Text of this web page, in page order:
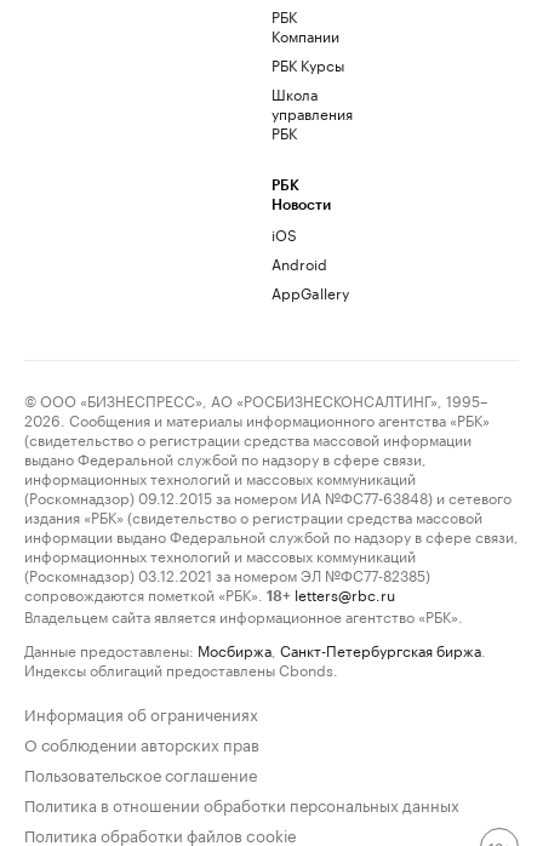
РБК
Компании
РБК Курсы
Школа
управления
РБК
РБК
Новости
iOS
Android
AppGallery
© ООО «БИЗНЕСПРЕСС», АО «РОСБИЗНЕСКОНСАЛТИНГ», 1995–
2026. Сообщения и материалы информационного агентства «РБК»
(свидетельство о регистрации средства массовой информации
выдано Федеральной службой по надзору в сфере связи,
информационных технологий и массовых коммуникаций
(Роскомнадзор) 09.12.2015 за номером ИА №ФС77-63848) и сетевого
издания «РБК» (свидетельство о регистрации средства массовой
информации выдано Федеральной службой по надзору в сфере связи,
информационных технологий и массовых коммуникаций
(Роскомнадзор) 03.12.2021 за номером ЭЛ №ФС77-82385)
сопровождаются пометкой «РБК».
18+ letters@rbc.ru
Владельцем сайта является информационное агентство «РБК».
Данные предоставлены: Мосбиржа Санкт-Петербургская биржа
Индексы облигаций предоставлены Cbonds.
Информация об ограничениях
О соблюдении авторских прав
Пользовательское соглашение
Политика в отношении обработки персональных данных
Политика обработки файлов cookie